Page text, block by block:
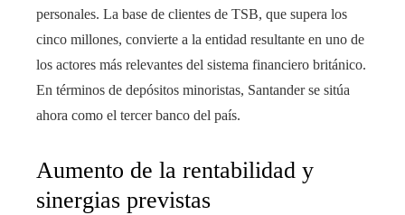
personales. La base de clientes de TSB, que supera los
cinco millones, convierte a la entidad resultante en uno de
los actores más relevantes del sistema financiero británico.
En términos de depósitos minoristas, Santander se sitúa
ahora como el tercer banco del país.
Aumento de la rentabilidad y
sinergias previstas